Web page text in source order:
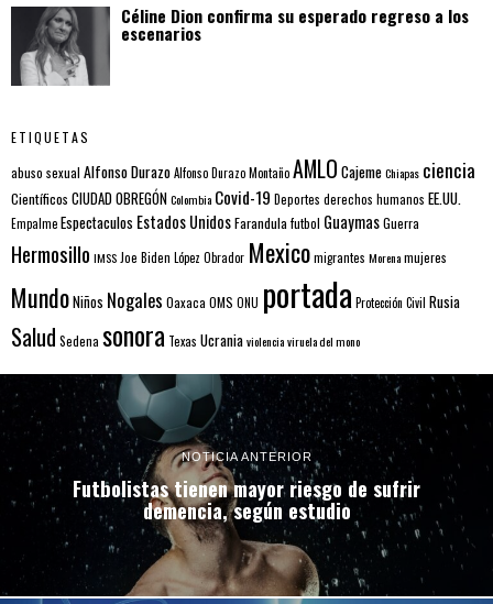
Céline Dion confirma su esperado regreso a los
escenarios
ETIQUETAS
abuso sexual Alfonso DurazoAlfonso Durazo MontañoAMLO CajemeChiapas ciencia
Científicos CIUDAD OBREGÓNColombia Covid-19 Deportes derechos humanos EE.UU.
EmpalmeEspectaculos Estados UnidosFarandulafutbol GuaymasGuerra
Hermosillo IMSS Joe Biden López Obrador Mexicomigrantes Morenamujeres
MundoNiños Nogales Oaxaca OMS ONU portada Protección Civil Rusia
Salud Sedena sonora Texas Ucraniaviolenciaviruela del mono
NOTICIA ANTERIOR
Futbolistas tienen mayor riesgo de sufrir
demencia, según estudio